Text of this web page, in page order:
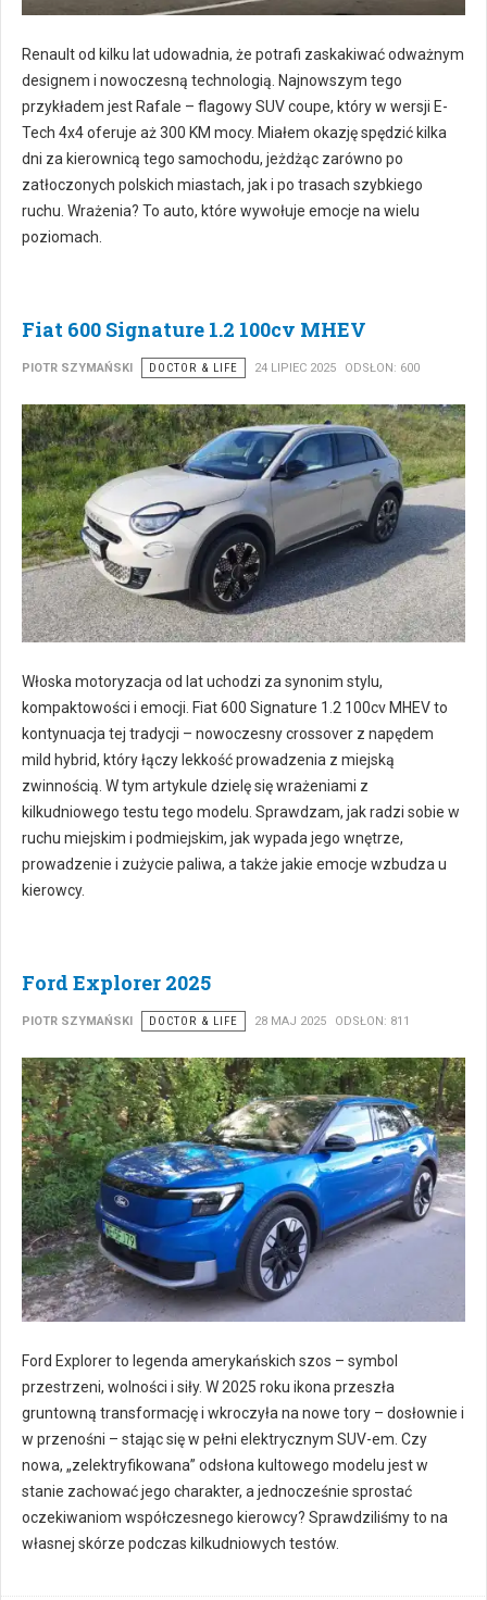
Renault od kilku lat udowadnia, że potrafi zaskakiwać odważnym
designem i nowoczesną technologią. Najnowszym tego
przykładem jest Rafale – flagowy SUV coupe, który w wersji E-
Tech 4x4 oferuje aż 300 KM mocy. Miałem okazję spędzić kilka
dni za kierownicą tego samochodu, jeżdżąc zarówno po
zatłoczonych polskich miastach, jak i po trasach szybkiego
ruchu. Wrażenia? To auto, które wywołuje emocje na wielu
poziomach.
Fiat 600 Signature 1.2 100cv MHEV
PIOTR SZYMAŃSKI DOCTOR & LIFE 24 LIPIEC 2025 ODSŁON: 600
Włoska motoryzacja od lat uchodzi za synonim stylu,
kompaktowości i emocji. Fiat 600 Signature 1.2 100cv MHEV to
kontynuacja tej tradycji – nowoczesny crossover z napędem
mild hybrid, który łączy lekkość prowadzenia z miejską
zwinnością. W tym artykule dzielę się wrażeniami z
kilkudniowego testu tego modelu. Sprawdzam, jak radzi sobie w
ruchu miejskim i podmiejskim, jak wypada jego wnętrze,
prowadzenie i zużycie paliwa, a także jakie emocje wzbudza u
kierowcy.
Ford Explorer 2025
PIOTR SZYMAŃSKI DOCTOR & LIFE 28 MAJ 2025 ODSŁON: 811
Ford Explorer to legenda amerykańskich szos – symbol
przestrzeni, wolności i siły. W 2025 roku ikona przeszła
gruntowną transformację i wkroczyła na nowe tory – dosłownie i
w przenośni – stając się w pełni elektrycznym SUV-em. Czy
nowa, „zelektryfikowana” odsłona kultowego modelu jest w
stanie zachować jego charakter, a jednocześnie sprostać
oczekiwaniom współczesnego kierowcy? Sprawdziliśmy to na
własnej skórze podczas kilkudniowych testów.